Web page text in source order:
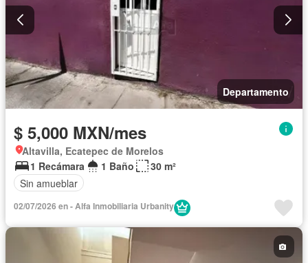
Departamento
$ 5,000 MXN/mes
Altavilla, Ecatepec de Morelos
1 Recámara
1 Baño
30 m²
Sin amueblar
02/07/2026 en - Alfa Inmobiliaria Urbanity